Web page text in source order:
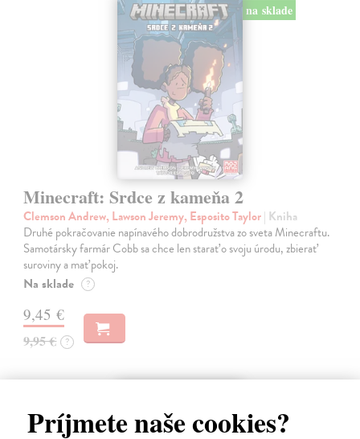
Príjmete naše cookies?
na sklade
Minecraft: Srdce z kameňa 2
Clemson Andrew, Lawson Jeremy, Esposito Taylor| Kniha
Druhé pokračovanie napínavého dobrodružstva zo sveta Minecraftu.
Samotársky farmár Cobb sa chce len starať o svoju úrodu, zbierať
suroviny a mať pokoj.
Na sklade ?
9,45 €
9,95 € ?